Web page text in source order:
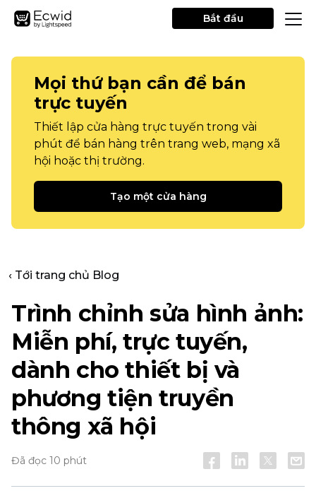
Bắt đầu
Mọi thứ bạn cần để bán
trực tuyến
Thiết lập cửa hàng trực tuyến trong vài
phút để bán hàng trên trang web, mạng xã
hội hoặc thị trường.
Tạo một cửa hàng
‹ Tới trang chủ Blog
Trình chỉnh sửa hình ảnh:
Miễn phí, trực tuyến,
dành cho thiết bị và
phương tiện truyền
thông xã hội
Đã đọc 10 phút